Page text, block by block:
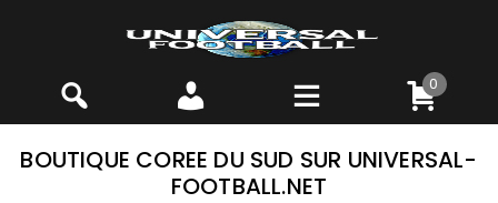
0
BOUTIQUE COREE DU SUD SUR UNIVERSAL-
FOOTBALL.NET